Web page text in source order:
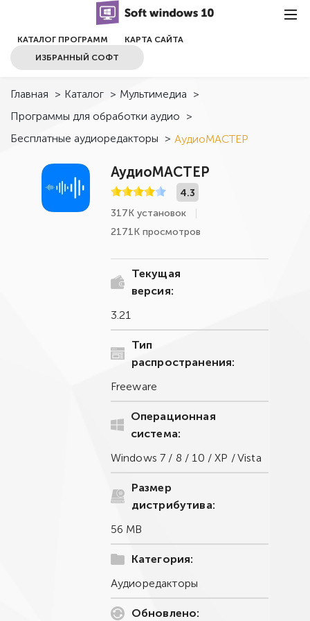
КАТАЛОГ ПРОГРАММ
КАРТА САЙТА
ИЗБРАННЫЙ СОФТ
Главная > Каталог > Мультимедиа >
Программы для обработки аудио >
Бесплатные аудиоредакторы > АудиоМАСТЕР
АудиоМАСТЕР
4.3
317К установок
2171К просмотров
Текущая
версия:
3.21
Тип
распространения:
Freeware
Операционная
система:
Windows 7 / 8 / 10 / XP / Vista
Размер
дистрибутива:
56 MB
Категория:
Аудиоредакторы
Обновлено: